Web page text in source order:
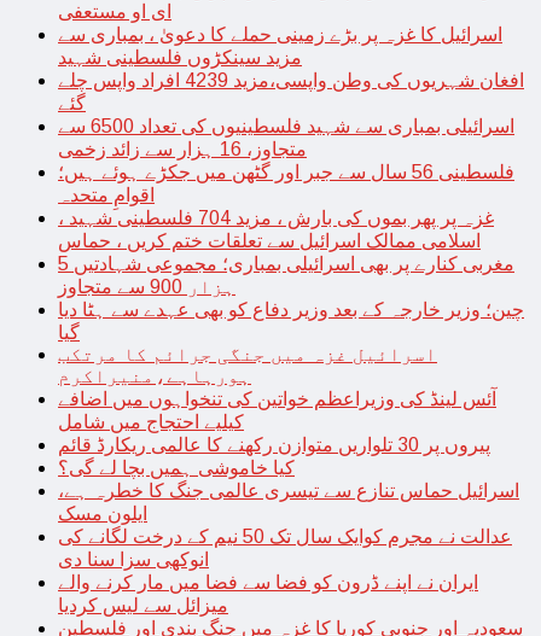
ای او مستعفی
اسرائیل کا غزہ پر بڑے زمینی حملے کا دعویٰ ، بمباری سے
مزید سینکڑوں فلسطینی شہید
افغان شہریوں کی وطن واپسی،مزید 4239 افراد واپس چلے
گئے
اسرائیلی بمباری سے شہید فلسطینیوں کی تعداد 6500 سے
متجاوز، 16 ہزار سے زائد زخمی
فلسطینی 56 سال سے جبر اور گٹھن میں جکڑے ہوئے ہیں؛
اقوامِ متحدہ
غزہ پر پھر بموں کی بارش ، مزید 704 فلسطینی شہید ،
اسلامی ممالک اسرائیل سے تعلقات ختم کریں ، حماس
مغربی کنارے پر بھی اسرائیلی بمباری؛ مجموعی شہادتیں 5
ہزار 900 سے متجاوز
چین؛ وزیر خارجہ کے بعد وزیر دفاع کو بھی عہدے سے ہٹا دیا
گیا
اسرائیل غزہ میں جنگی جرائم کا مرتکب
ہورہاہے،منیراکرم
آئس لینڈ کی وزیراعظم خواتین کی تنخواہوں میں اضافے
کیلیے احتجاج میں شامل
پیروں پر 30 تلواریں متوازن رکھنے کا عالمی ریکارڈ قائم
کیا خاموشی ہمیں بچا لے گی؟
اسرائیل حماس تنازع سے تیسری عالمی جنگ کا خطرہ ہے،
ایلون مسک
عدالت نے مجرم کوایک سال تک 50 نیم کے درخت لگانے کی
انوکھی سزا سنا دی
ایران نے اپنے ڈرون کو فضا سے فضا میں مار کرنے والے
میزائل سے لیس کردیا
سعودیہ اور جنوبی کوریا کا غزہ میں جنگ بندی اور فلسطین